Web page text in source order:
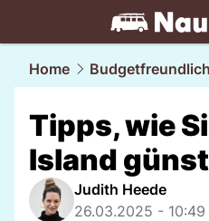
travel.NAU.ch
Home Budgetfreundlich
Tipps, wie
Island
Judith Heede
26.03.2025 - 10:49